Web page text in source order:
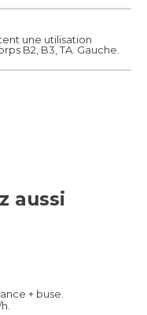
une utilisation
B2, B3, TA. Gauche.
aussi
+ buse.